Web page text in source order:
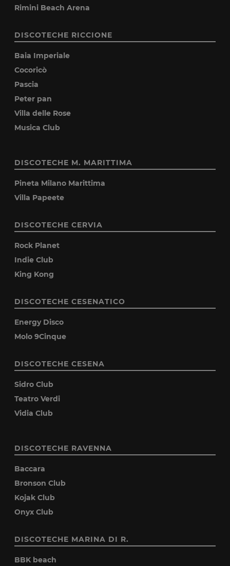
Rimini Beach Arena
DISCOTECHE RICCIONE
Baia Imperiale
Cocoricò
Pascia
Peter pan
Villa delle Rose
Musica Club
DISCOTECHE M. MARITTIMA
Pineta Milano Marittima
Villa Papeete
DISCOTECHE CERVIA
Rock Planet
Indie Club
King Kong
DISCOTECHE CESENATICO
Energy Disco
Molo 9Cinque
DISCOTECHE CESENA
Sidro Club
Teatro Verdi
Vidia Club
DISCOTECHE RAVENNA
Baccara
Bronson Club
Kojak Club
Onyx Club
DISCOTECHE MARINA DI R.
BBK beach